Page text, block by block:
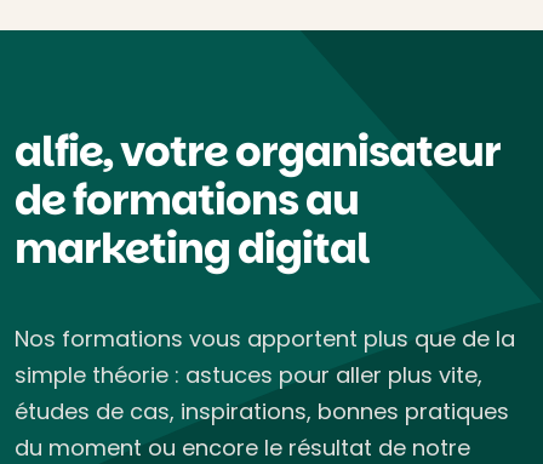
alfie, votre organisateur
de formations au
marketing digital
Nos formations vous apportent plus que de la
simple théorie : astuces pour aller plus vite,
études de cas, inspirations, bonnes pratiques
du moment ou encore le résultat de notre